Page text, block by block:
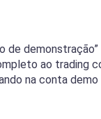
de
ao trading
na conta demo